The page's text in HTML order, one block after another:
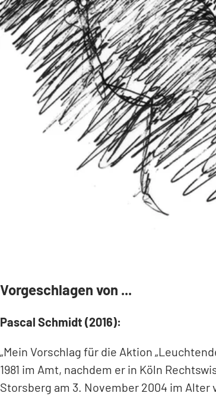
Vorgeschlagen von ...
Pascal Schmidt (2016):
„Mein Vorschlag für die Aktion
1981 im Amt, nachdem er in Köln
Storsberg am 3. November 2004 im Alter